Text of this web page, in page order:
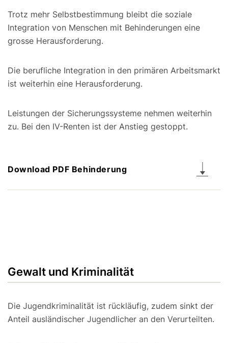
Trotz mehr Selbstbestimmung bleibt die soziale
Integration von Menschen mit Behinderungen eine
grosse Herausforderung.
Die berufliche Integration in den primären Arbeitsmarkt
ist weiterhin eine Herausforderung.
Leistungen der Sicherungssysteme nehmen weiterhin
zu. Bei den IV-Renten ist der Anstieg gestoppt.
Download PDF Behinderung
Gewalt und Kriminalität
Die Jugendkriminalität ist rückläufig, zudem sinkt der
Anteil ausländischer Jugendlicher an den Verurteilten.